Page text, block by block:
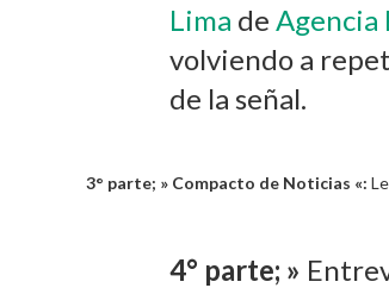
Lima de Agencia
volviendo a
de la señal.
3° parte; » Compacto de Noticias «:
4° parte; »